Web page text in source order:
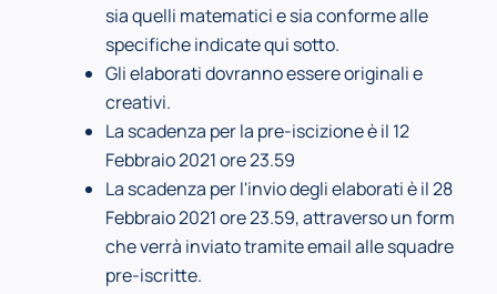
sia quelli matematici e sia conforme alle
specifiche indicate qui sotto.
Gli elaborati dovranno essere originali e
creativi.
La scadenza per la pre-iscizione è il 12
Febbraio 2021 ore 23.59
La scadenza per l'invio degli elaborati è il 28
Febbraio 2021 ore 23.59, attraverso un form
che verrà inviato tramite email alle squadre
pre-iscritte.